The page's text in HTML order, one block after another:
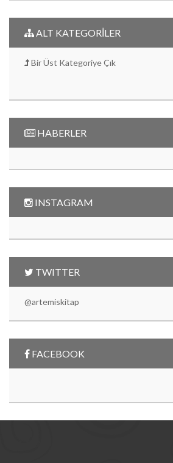
ALT KATEGORİLER
Bir Üst Kategoriye Çık
HABERLER
INSTAGRAM
TWITTER
@artemiskitap
FACEBOOK